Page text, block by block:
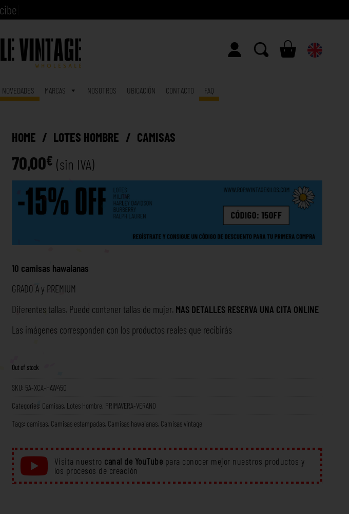
A|
NOVEDADES MARCAS NOSOTROS UBICACIÓN CONTACTO FAQ
HOME / LOTES HOMBRE / CAMISAS
70,00€ (sin IVA)
10 camisas hawaianas
GRADO A y PREMIUM
Diferentes tallas. Puede contener tallas de mujer. MAS DETALLES RESERVA UNA CITA ONLINE
Las imágenes corresponden con los productos reales que recibirás
Out of stock
SKU: 5A-XCA-HAW450
Categories: Camisas, Lotes Hombre, PRIMAVERA-VERANO
Tags: camisas, Camisas estampadas, Camisas hawaianas, Camisas vintage
Visita nuestro canal de YouTube para conocer mejor nuestros productos y
los procesos de creación